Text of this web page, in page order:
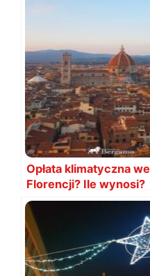
Opłata klimatyczna we
Florencji? Ile wynosi?